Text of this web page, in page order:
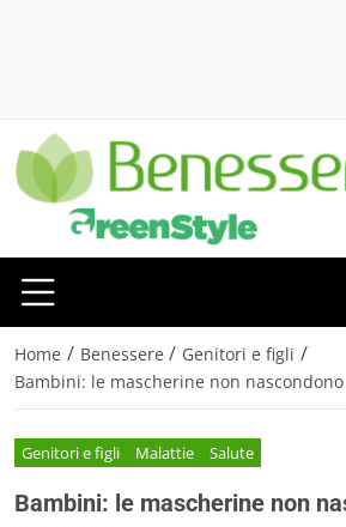
Home / Benessere / Genitori e figli /
Bambini: le mascherine non
Genitori e figli Malattie Salute
Bambini: le mascherine non